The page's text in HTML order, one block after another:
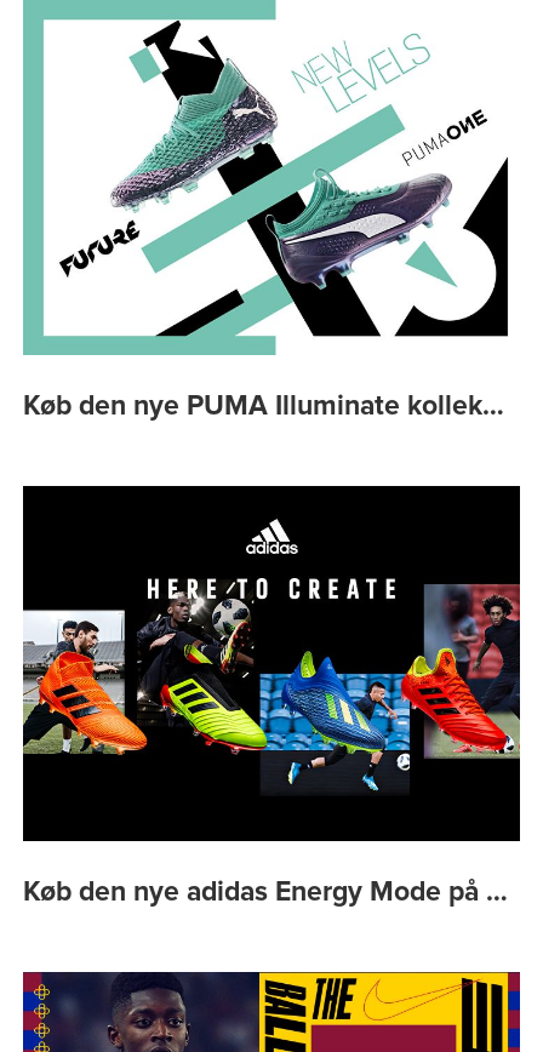
Køb den nye PUMA Illuminate kollek…
Køb den nye adidas Energy Mode på …